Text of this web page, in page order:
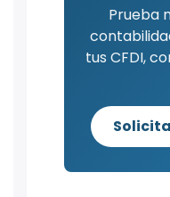
Prueba
tus CFDI,